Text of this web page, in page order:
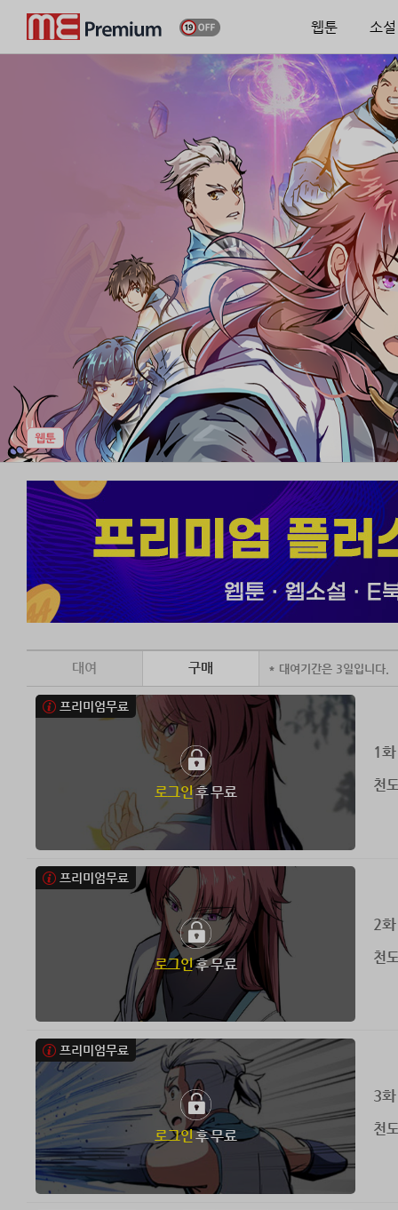
웹툰 소설
대여 구매 * 대여기간은 3일입니다.
프리미엄무료
로그인후 무료
1화
천
프리미엄무료
로그인후 무료
2화
천
프리미엄무료
로그인후 무료
3화
천